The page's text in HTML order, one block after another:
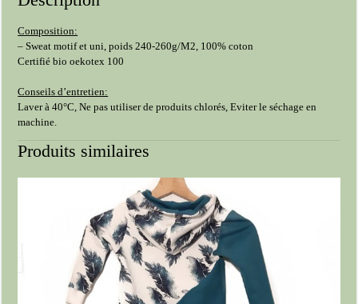
Composition:
– Sweat motif et uni, poids 240-260g/M2, 100% coton
Certifié bio oekotex 100
Conseils d’entretien:
Laver à 40°C, Ne pas utiliser de produits chlorés, Eviter le séchage en
machine.
Produits similaires